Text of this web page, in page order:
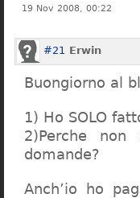
19 Nov 2008, 00:22
#21 Erwin
Buongiorno al
1) Ho SOLO
2)Perche
domande?
Anch’io ho